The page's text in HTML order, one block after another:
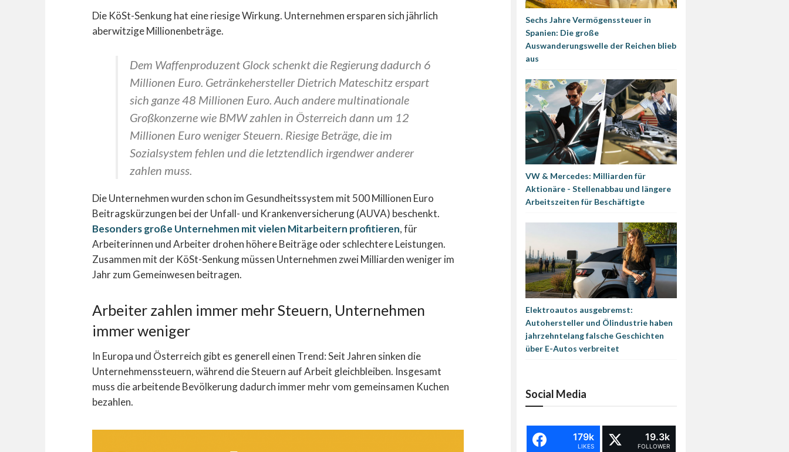
Die KöSt-Senkung hat eine riesige Wirkung. Unternehmen ersparen sich jährlich
aberwitzige Millionenbeträge.
Dem Waffenproduzent Glock schenkt die Regierung dadurch 6
Millionen Euro. Getränkehersteller Dietrich Mateschitz erspart
sich ganze 48 Millionen Euro. Auch andere multinationale
Großkonzerne wie BMW zahlen in Österreich dann um 12
Millionen Euro weniger Steuern. Riesige Beträge, die im
Sozialsystem fehlen und die letztendlich irgendwer anderer
zahlen muss.
Die Unternehmen wurden schon im Gesundheitssystem mit 500 Millionen Euro
Beitragskürzungen bei der Unfall- und Krankenversicherung (AUVA) beschenkt.
Besonders große Unternehmen mit vielen Mitarbeitern profitieren, für
Arbeiterinnen und Arbeiter drohen höhere Beiträge oder schlechtere Leistungen.
Zusammen mit der KöSt-Senkung müssen Unternehmen zwei Milliarden weniger im
Jahr zum Gemeinwesen beitragen.
Arbeiter zahlen immer mehr Steuern, Unternehmen
immer weniger
In Europa und Österreich gibt es generell einen Trend: Seit Jahren sinken die
Unternehmenssteuern, während die Steuern auf Arbeit gleichbleiben. Insgesamt
muss die arbeitende Bevölkerung dadurch immer mehr vom gemeinsamen Kuchen
bezahlen.
Sechs Jahre Vermögenssteuer in
Spanien: Die große
Auswanderungswelle der Reichen blieb
aus
VW & Mercedes: Milliarden für
Aktionäre - Stellenabbau und längere
Arbeitszeiten für Beschäftigte
Elektroautos ausgebremst:
Autohersteller und Ölindustrie haben
jahrzehntelang falsche Geschichten
über E-Autos verbreitet
Social Media
179k
LIKES
19.3k
FOLLOWER